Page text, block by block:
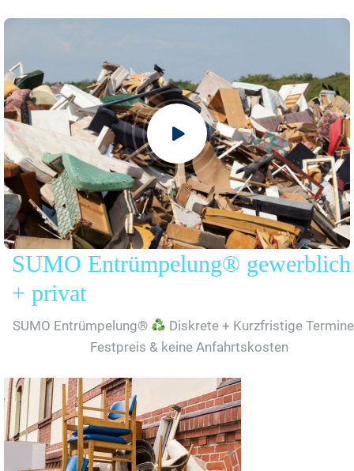
SUMO Entrümpelung® gewerblich
+ privat
SUMO Entrümpelung®
Diskrete + Kurzfristige
Festpreis & keine Anfahrtskosten